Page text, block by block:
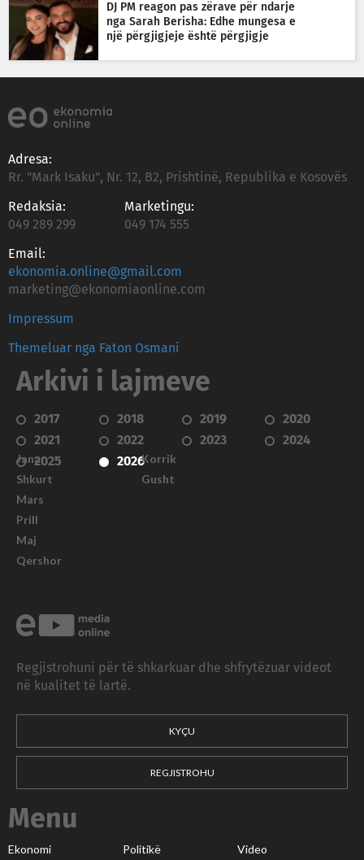
DJ PM reagon pas zërave për ndarje
nga Sarah Berisha: Edhe mungesa e
një përgjigjeje është përgjigje
Adresa:
Rr. "Mark Isaku", Nr. 12, B2, Prishtinë, Republika e Kosovës
Redaksia:
049 289 299
Marketingu:
049 174 555
Email:
ekonomia.online@gmail.com
marketing@ekonomiaonline.com
Impressum
Themeluar nga Faton Osmani
Arkivi i lajmeve
2017 2018 2019
2020
2021
2022 2023
2024
2025
2026
Janar
Shkurt
Mars
Prill
Maj
Qershor
Korrik
Gusht
Regjistrohuni për të shkarkuar dhe shfrytëzuar videot
në kualitet të lartë.
KYÇU
REGJISTROHU
Menu
Ekonomi Politikë Video